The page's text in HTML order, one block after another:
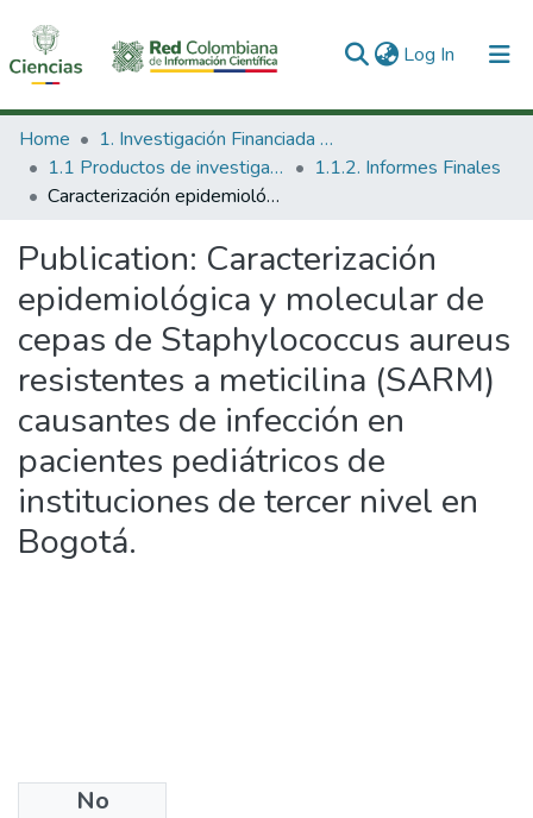
Log In (current)
Communities & Collections
All of DSpace
Home
1. Investigación Financiada con Recursos Públicos
1.1 Productos de investigación
1.1.2. Informes Finales
Caracterización epidemiológica y molecular de cepas de Staphylococcus aureus resistentes a meticilina (SARM) causantes de infección en pacientes pediátricos de instituciones de tercer nivel en Bogotá.
Publication: Caracterización
epidemiológica y molecular de
cepas de Staphylococcus aureus
resistentes a meticilina (SARM)
causantes de infección en
pacientes pediátricos de
instituciones de tercer nivel en
Bogotá.
No